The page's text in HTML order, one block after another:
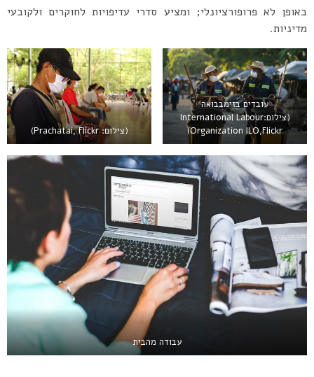
באופן לא פרופורציונלי; ומציע סדרי עדיפויות לחוקרים ולקובעי
מדיניות.
עובדים בזימבבואה
(צילום:International Labour
Organization ILO,Flickr)
(צילום: Prachatai, Flickr)
עבודה מהבית